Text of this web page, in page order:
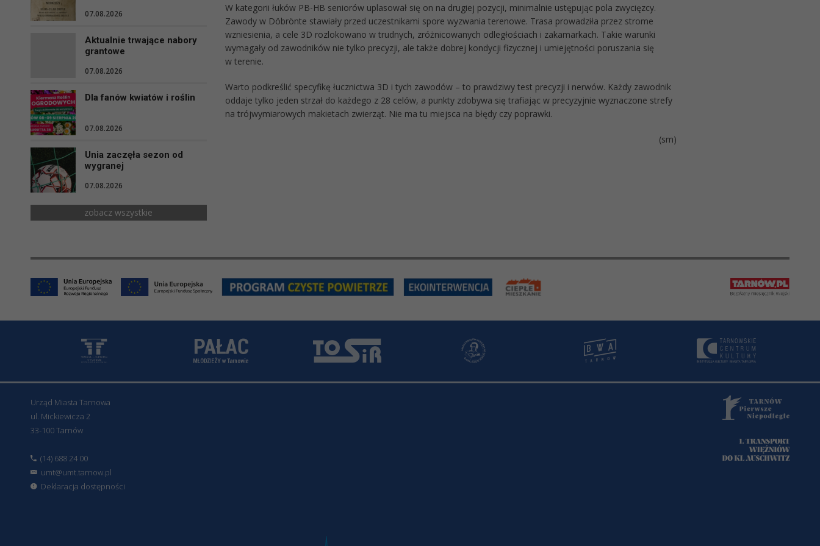
07.08.2026
Aktualnie trwające nabory
grantowe
07.08.2026
Dla fanów kwiatów i roślin
07.08.2026
Unia zaczęła sezon od
wygranej
07.08.2026
zobacz wszystkie
W kategorii łuków PB-HB seniorów uplasował się on na drugiej pozycji, minimalnie ustępując pola zwycięzcy.
Zawody w Döbrönte stawiały przed uczestnikami spore wyzwania terenowe. Trasa prowadziła przez strome
wzniesienia, a cele 3D rozlokowano w trudnych, zróżnicowanych odległościach i zakamarkach. Takie warunki
wymagały od zawodników nie tylko precyzji, ale także dobrej kondycji fizycznej i umiejętności poruszania się
w terenie.
Warto podkreślić specyfikę łucznictwa 3D i tych zawodów – to prawdziwy test precyzji i nerwów. Każdy zawodnik
oddaje tylko jeden strzał do każdego z 28 celów, a punkty zdobywa się trafiając w precyzyjnie wyznaczone strefy
na trójwymiarowych makietach zwierząt. Nie ma tu miejsca na błędy czy poprawki.
(sm)
Urząd Miasta Tarnowa
ul. Mickiewicza 2
33-100 Tarnów
(14) 688 24 00
umt@umt.tarnow.pl
Deklaracja dostępności